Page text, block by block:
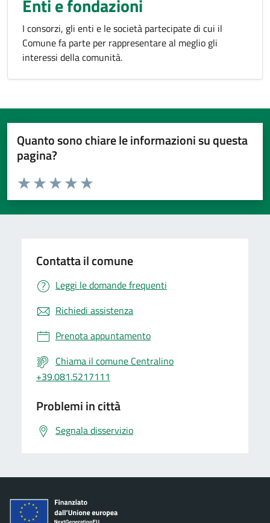
Enti e fondazioni
I consorzi, gli enti e le società partecipate di cui il
Comune fa parte per rappresentare al meglio gli
interessi della comunità.
Quanto sono chiare le informazioni su questa
pagina?
Valuta da 1 a 5 stelle la pagina
Valuta 5 stelle su 5
Valuta 4 stelle su 5
Valuta 3 stelle su 5
Valuta 2 stelle su 5
Valuta 1 stelle su 5
Contatta il comune
Leggi le domande frequenti
Richiedi assistenza
Prenota appuntamento
Chiama il comune Centralino
+39.081.5217111
Problemi in città
Segnala disservizio